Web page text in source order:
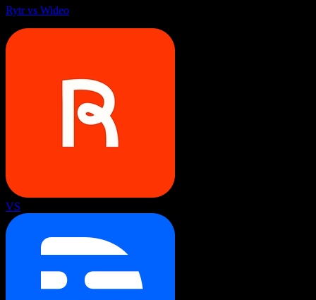
Rytr vs Wideo
VS